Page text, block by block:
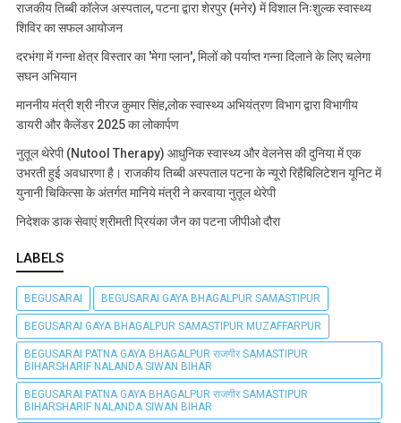
राजकीय तिब्बी कॉलेज अस्पताल, पटना द्वारा शेरपुर (मनेर) में विशाल निःशुल्क स्वास्थ्य
शिविर का सफल आयोजन
दरभंगा में गन्ना क्षेत्र विस्तार का 'मेगा प्लान', मिलों को पर्याप्त गन्ना दिलाने के लिए चलेगा
सघन अभियान
माननीय मंत्री श्री नीरज कुमार सिंह,लोक स्वास्थ्य अभियंत्रण विभाग द्वारा विभागीय
डायरी और कैलेंडर 2025 का लोकार्पण
नुतूल थेरेपी (Nutool Therapy) आधुनिक स्वास्थ्य और वेलनेस की दुनिया में एक
उभरती हुई अवधारणा है। राजकीय तिब्बी अस्पताल पटना के न्यूरो रिहैबिलिटेशन यूनिट में
युनानी चिकित्सा के अंतर्गत मानिये मंत्री ने करवाया नुतूल थेरेपी
निदेशक डाक सेवाएं श्रीमती प्रियंका जैन का पटना जीपीओ दौरा
LABELS
BEGUSARAI BEGUSARAI GAYA BHAGALPUR SAMASTIPUR
BEGUSARAI GAYA BHAGALPUR SAMASTIPUR MUZAFFARPUR
BEGUSARAI PATNA GAYA BHAGALPUR राजगीर SAMASTIPUR
BIHARSHARIF NALANDA SIWAN BIHAR
BEGUSARAI PATNA GAYA BHAGALPUR राजगीर SAMASTIPUR
BIHARSHARIF NALANDA SIWAN BIHAR